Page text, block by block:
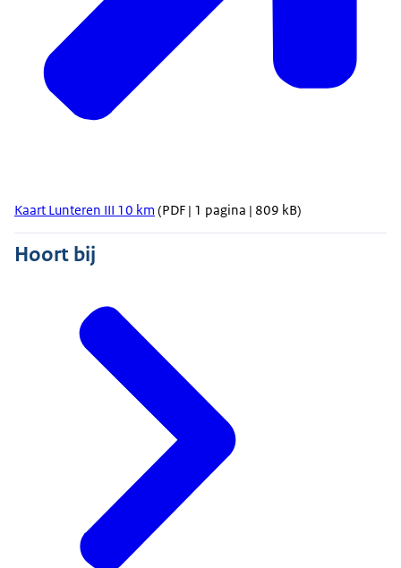
Kaart Lunteren III 10 km (PDF | 1 pagina | 809 kB)
Hoort bij